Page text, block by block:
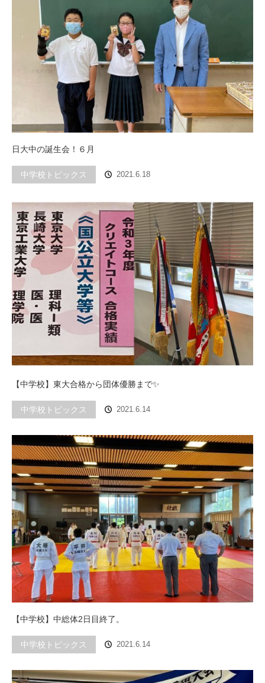
日大中の誕生会！６月
中学校トピックス 2021.6.18
【中学校】東大合格から団体優勝まで✨
中学校トピックス 2021.6.14
【中学校】中総体2日目終了。
中学校トピックス 2021.6.14